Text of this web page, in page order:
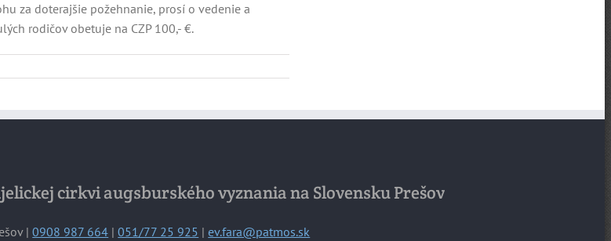
za doterajšie požehnanie, prosí o vedenie a
rodičov obetuje na CZP 100,- €.
cirkvi augsburského vyznania na Slovensku Prešov
|0908 987 664 |051/77 25 925 |ev.fara@patmos.sk